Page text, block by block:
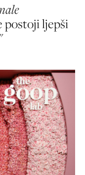
postoji ljepši